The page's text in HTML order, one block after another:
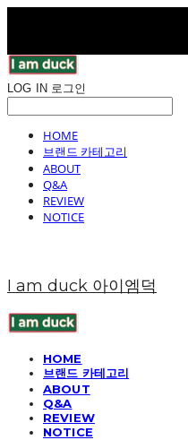
LOG IN 로그인
HOME
브랜드 카테고리
ABOUT
Q&A
REVIEW
NOTICE
I am duck 아이엠덕
HOME
브랜드 카테고리
ABOUT
Q&A
REVIEW
NOTICE